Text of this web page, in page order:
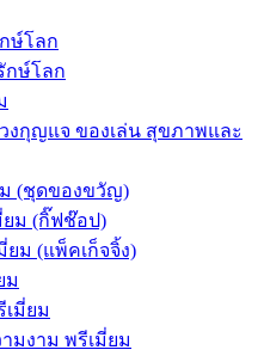
ษ์โลก
กษ์โลก
วงกุญแจ ของเล่น สุขภาพและ
ม (ชุดของขวัญ)
ยม (กิ๊ฟช๊อป)
ยม (แพ็คเก็จจิ้ง)
ม
มี่ยม
มงาม พรีเมี่ยม